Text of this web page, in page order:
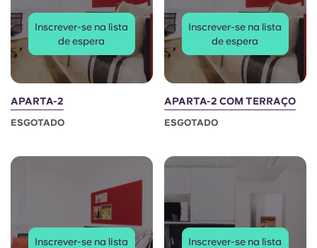
Español
Català
Deutsch
Portuguese
Inscrever-se na lista
de espera
APARTA-2
ESGOTADO
Inscrever-se na lista
de espera
APARTA-2 COM TERRAÇO
ESGOTADO
Inscrever-se na lista
Inscrever-se na lista